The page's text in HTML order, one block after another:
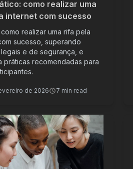
como realizar uma
internet com sucesso
realizar uma rifa pela
sucesso, superando
e de segurança, e
práticas recomendadas para
de 2026 7 min read